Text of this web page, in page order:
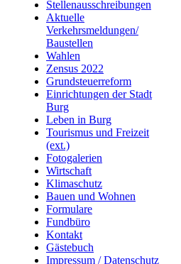
Stellenausschreibungen
Aktuelle
Verkehrsmeldungen/
Baustellen
Wahlen
Zensus 2022
Grundsteuerreform
Einrichtungen der Stadt
Burg
Leben in Burg
Tourismus und Freizeit
(ext.)
Fotogalerien
Wirtschaft
Klimaschutz
Bauen und Wohnen
Formulare
Fundbüro
Kontakt
Gästebuch
Impressum / Datenschutz